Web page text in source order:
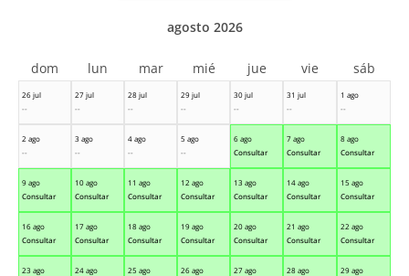
26 jul
--
27 jul
--
28 jul
--
29 jul
--
30 jul
--
31 jul
--
1 ago
--
2 ago
--
3 ago
--
4 ago
--
5 ago
--
6 ago
Consultar
7 ago
Consultar
8 ago
Consultar
9 ago
Consultar
10 ago
Consultar
11 ago
Consultar
12 ago
Consultar
13 ago
Consultar
14 ago
Consultar
15 ago
Consultar
16 ago
Consultar
17 ago
Consultar
18 ago
Consultar
19 ago
Consultar
20 ago
Consultar
21 ago
Consultar
22 ago
Consultar
23 ago
24 ago
25 ago
26 ago
27 ago
28 ago
29 ago
agosto 2026
dom lun mar mié jue vie sáb